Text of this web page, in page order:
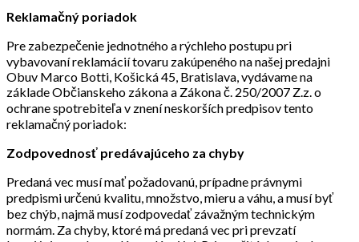
Reklamačný poriadok
Pre zabezpečenie jednotného a rýchleho postupu pri
vybavovaní reklamácií tovaru zakúpeného na našej predajni
Obuv Marco Botti, Košická 45, Bratislava, vydávame na
základe Občianskeho zákona a Zákona č. 250/2007 Z.z. o
ochrane spotrebiteľa v znení neskorších predpisov tento
reklamačný poriadok:
Zodpovednosť predávajúceho za chyby
Predaná vec musí mať požadovanú, prípadne právnymi
predpismi určenú kvalitu, množstvo, mieru a váhu, a musí byť
bez chýb, najmä musí zodpovedať závažným technickým
normám. Za chyby, ktoré má predaná vec pri prevzatí